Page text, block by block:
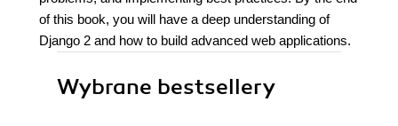
of this book, you will have a deep understanding of
Django 2 and how to build advanced web applications.
Wybrane bestsellery